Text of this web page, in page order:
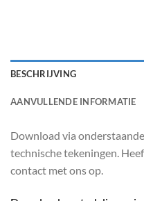
BESCHRIJVING
AANVULLENDE INFORMATIE
Download via
technische tekeningen.
contact met ons op.